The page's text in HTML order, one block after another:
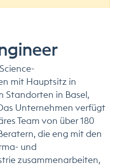
mit Hauptsitz in
Standorten in Basel,
Unternehmen verfügt
Team von über 180
die eng mit den
und
zusammenarbeiten,